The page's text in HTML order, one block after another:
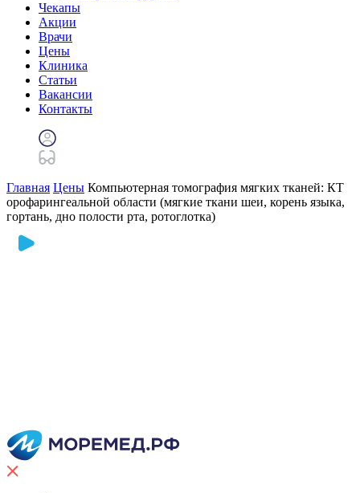
Чекапы
Акции
Врачи
Цены
Клиника
Статьи
Вакансии
Контакты
Главная Цены Компьютерная томография мягких тканей: КТ
орофарингеальной области (мягкие ткани шеи, корень языка,
гортань, дно полости рта, ротоглотка)